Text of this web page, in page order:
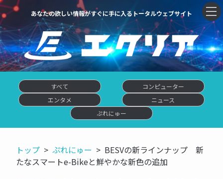
あなたの欲しい情報がすぐに手に入るトータルウェブサイト
すべて
コンピューター
エンタメ
ニュース
ぷれにゅー
トップ ぷれにゅー
BESVの新ラインナップ 新
たなスマートe-Bikeと鮮やかな新色の追加